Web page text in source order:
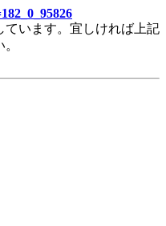
ています。宜しければ上記